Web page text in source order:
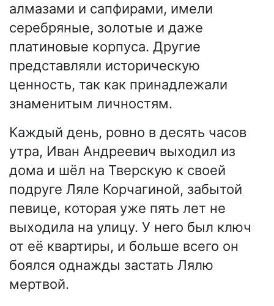
алмазами и сапфирами, имели
серебряные, золотые и даже
платиновые корпуса. Другие
представляли историческую
ценность, так как принадлежали
знаменитым личностям.
Каждый день, ровно в десять часов
утра, Иван Андреевич выходил из
дома и шёл на Тверскую к своей
подруге Ляле Корчагиной, забытой
певице, которая уже пять лет не
выходила на улицу. У него был ключ
от её квартиры, и больше всего он
боялся однажды застать Лялю
мертвой.